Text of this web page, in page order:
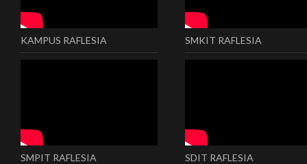
KAMPUS RAFLESIA
SMPIT RAFLESIA
SMKIT RAFLESIA
SDIT RAFLESIA